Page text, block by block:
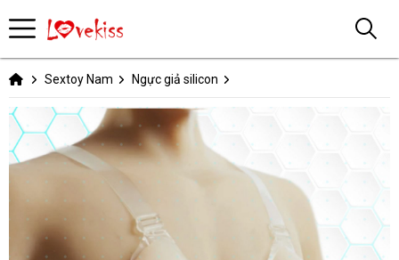
Sextoy Nam Ngực giả silicon